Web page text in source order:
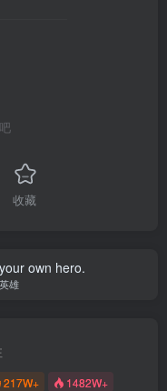
收藏
own hero.
雄
217W+ 1482W+